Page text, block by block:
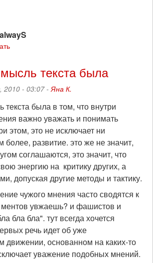
текста была
2010 - 03:07 - Яна К.
текста была в том, что внутри
важно уважать и понимать
этом, это не исключает ни
более, развитие. это же не значит,
соглашаются, это значит, что
энергию на критику других, а
допуская другие методы и тактику.
чужого мнения часто сводятся к
ментов увжаешь? и фашистов и
бла бла". тут всегда хочется
речь идет об уже
основанном на каких-то
уважение подобных мнений.